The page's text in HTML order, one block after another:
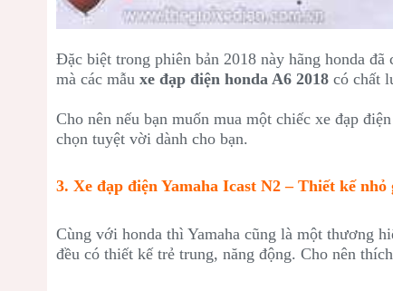
Đặc biệt trong phiên bản 2018 này hãng honda
mà các mẫu xe đạp điện honda A6 2018 có chất
Cho nên nếu bạn muốn mua một chiếc xe đạp
chọn tuyệt vời dành cho bạn.
3. Xe đạp điện Yamaha Icast N2 – Thiết kế
Cùng với honda thì Yamaha cũng là một thương
đều có thiết kế trẻ trung, năng động. Cho nên